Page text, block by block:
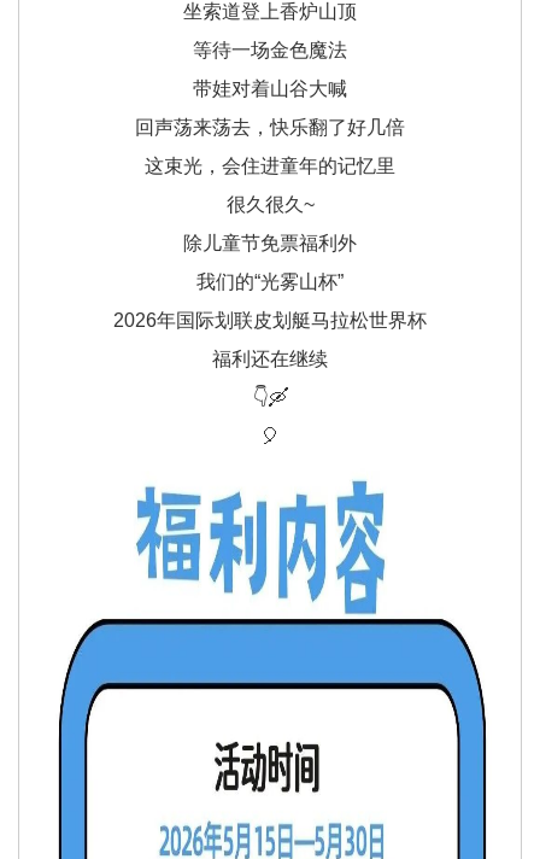
坐索道登上香炉山顶
等待一场金色魔法
带娃对着山谷大喊
回声荡来荡去，快乐翻了好几倍
这束光，会住进童年的记忆里
很久很久~
除儿童节免票福利外
我们的“光雾山杯”
2026年国际划联皮划艇马拉松世界杯
福利还在继续
👇🛶
🎈